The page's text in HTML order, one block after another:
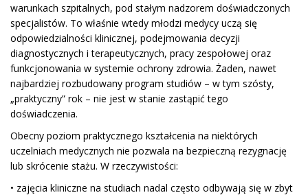
warunkach szpitalnych, pod stałym nadzorem doświadczonych
specjalistów. To właśnie wtedy młodzi medycy uczą się
odpowiedzialności klinicznej, podejmowania decyzji
diagnostycznych i terapeutycznych, pracy zespołowej oraz
funkcjonowania w systemie ochrony zdrowia. Żaden, nawet
najbardziej rozbudowany program studiów – w tym szósty,
„praktyczny” rok – nie jest w stanie zastąpić tego
doświadczenia.
Obecny poziom praktycznego kształcenia na niektórych
uczelniach medycznych nie pozwala na bezpieczną rezygnację
lub skrócenie stażu. W rzeczywistości:
• zajęcia kliniczne na studiach nadal często odbywają się w zbyt